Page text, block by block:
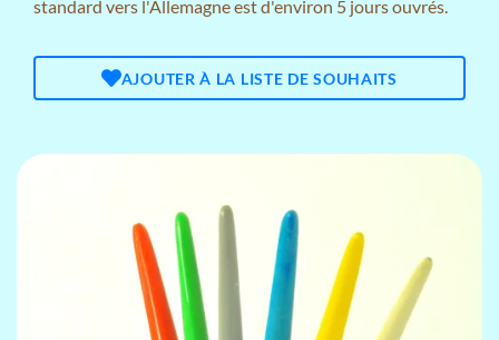
standard vers l'Allemagne est d'environ 5 jours ouvrés.
AJOUTER À LA LISTE DE SOUHAITS